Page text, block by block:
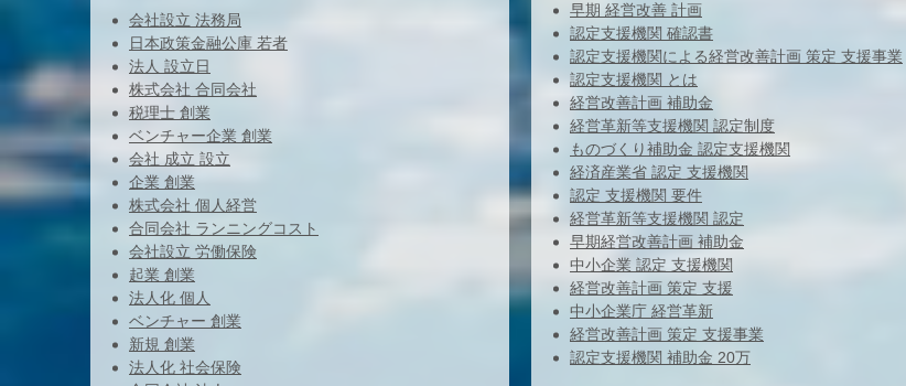
会社設立 法務局
日本政策金融公庫 若者
法人 設立日
株式会社 合同会社
税理士 創業
ベンチャー企業 創業
会社 成立 設立
企業 創業
株式会社 個人経営
合同会社 ランニングコスト
会社設立 労働保険
起業 創業
法人化 個人
ベンチャー 創業
新規 創業
法人化 社会保険
早期 経営改善 計画
認定支援機関 確認書
認定支援機関による経営改善計画 策定 支援事業
認定支援機関 とは
経営改善計画 補助金
経営革新等支援機関 認定制度
ものづくり補助金 認定支援機関
経済産業省 認定 支援機関
認定 支援機関 要件
経営革新等支援機関 認定
早期経営改善計画 補助金
中小企業 認定 支援機関
経営改善計画 策定 支援
中小企業庁 経営革新
経営改善計画 策定 支援事業
認定支援機関 補助金 20万